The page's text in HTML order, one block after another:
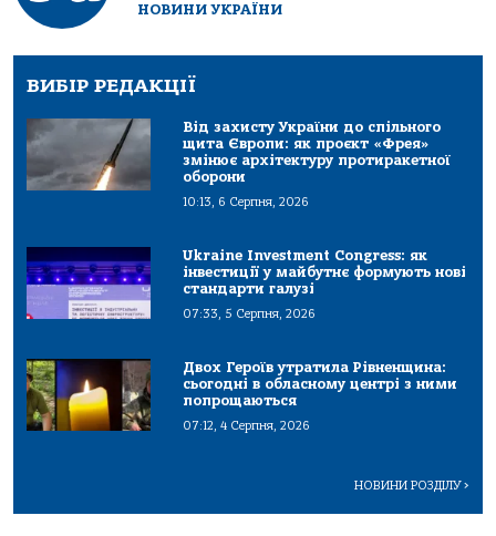
НОВИНИ УКРАЇНИ
ВИБІР РЕДАКЦІЇ
Від захисту України до спільного
щита Європи: як проєкт «Фрея»
змінює архітектуру протиракетної
оборони
10:13, 6 Серпня, 2026
Ukraine Investment Congress: як
інвестиції у майбутнє формують нові
стандарти галузі
07:33, 5 Серпня, 2026
Двох Героїв утратила Рівненщина:
сьогодні в обласному центрі з ними
попрощаються
07:12, 4 Серпня, 2026
НОВИНИ РОЗДІЛУ>